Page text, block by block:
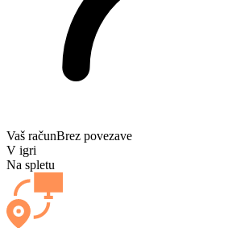
Vaš računBrez povezave
V igri
Na spletu